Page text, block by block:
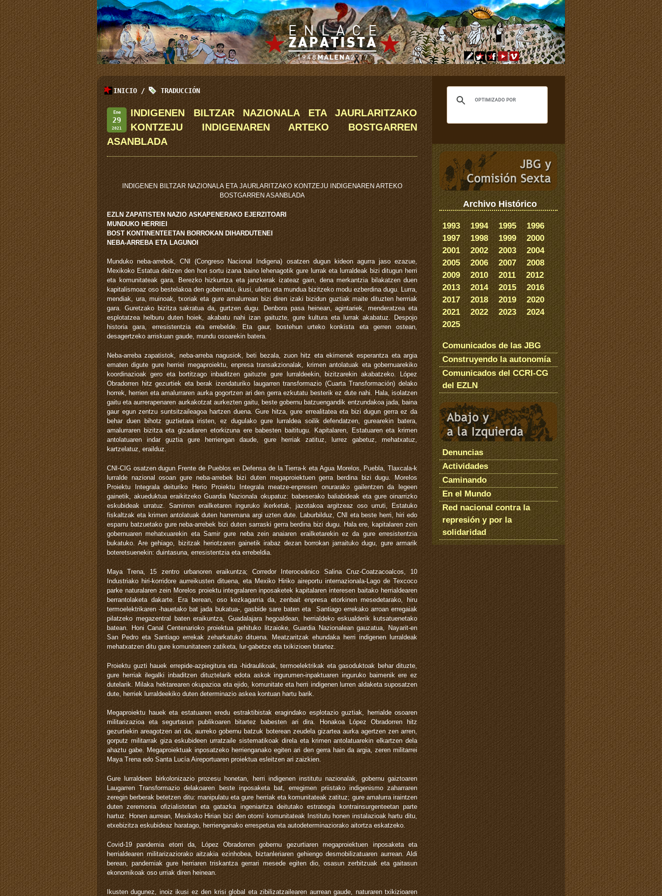
INICIO / TRADUCCIÓN
Ene
29
2021
INDIGENEN BILTZAR NAZIONALA ETA JAURLARITZAKO
KONTZEJU INDIGENAREN ARTEKO BOSTGARREN
ASANBLADA
INDIGENEN BILTZAR NAZIONALA ETA JAURLARITZAKO KONTZEJU INDIGENAREN ARTEKO
BOSTGARREN ASANBLADA
EZLN ZAPATISTEN NAZIO ASKAPENERAKO EJERZITOARI
MUNDUKO HERRIEI
BOST KONTINENTEETAN BORROKAN DIHARDUTENEI
NEBA-ARREBA ETA LAGUNOI
Munduko neba-arrebok, CNI (Congreso Nacional Indigena) osatzen dugun kideon agurra jaso ezazue,
Mexikoko Estatua deitzen den hori sortu izana baino lehenagotik gure lurrak eta lurraldeak bizi ditugun herri
eta komunitateak gara. Berezko hizkuntza eta janzkerak izateaz gain, dena merkantzia bilakatzen duen
kapitalismoaz oso bestelakoa den gobernatu, ikusi, ulertu eta mundua bizitzeko modu ezberdina dugu. Lurra,
mendiak, ura, muinoak, txoriak eta gure amalurrean bizi diren izaki bizidun guztiak maite dituzten herrriak
gara. Guretzako bizitza sakratua da, gurtzen dugu. Denbora pasa heinean, agintariek, menderatzea eta
esplotatzea helburu duten hoiek, akabatu nahi izan gaituzte, gure kultura eta lurrak akabatuz. Despojo
historia gara, erresistentzia eta errebelde. Eta gaur, bostehun urteko konkista eta gerren ostean,
desagertzeko arriskuan gaude, mundu osoarekin batera.
Neba-arreba zapatistok, neba-arreba nagusiok, beti bezala, zuon hitz eta ekimenek esperantza eta argia
ematen digute gure herriei megaproiektu, enpresa transakzionalak, krimen antolatuak eta gobernuarekiko
koordinazioak gero eta bortitzago inbaditzen gaituzte gure lurraldeekin, bizitzarekin akabatzeko. López
Obradorren hitz gezurtiek eta berak izendaturiko laugarren transformazio (Cuarta Transformación) delako
horrek, herrien eta amalurraren aurka gogortzen ari den gerra ezkutatu besterik ez dute nahi. Hala, isolatzen
gaitu eta aurrerapenaren aurkakotzat aurkezten gaitu, beste gobernu batzuengandik entzundakoa jada, baina
gaur egun zentzu suntsitzaileagoa hartzen duena. Gure hitza, gure errealitatea eta bizi dugun gerra ez da
behar duen bihotz guztietara iristen, ez dugulako gure lurraldea soilik defendatzen, gurearekin batera,
amalurraren bizitza eta gizadiaren etorkizuna ere babesten baititugu. Kapitalaren, Estatuaren eta krimen
antolatuaren indar guztia gure herriengan daude, gure herriak zatituz, lurrez gabetuz, mehatxatuz,
kartzelatuz, erailduz.
CNI-CIG osatzen dugun Frente de Pueblos en Defensa de la Tierra-k eta Agua Morelos, Puebla, Tlaxcala-k
lurralde nazional osoan gure neba-arrebek bizi duten megaproiektuen gerra berdina bizi dugu. Morelos
Proiektu Integrala deituriko Herio Proiektu Integrala meatze-enpresen onurarako gailentzen da legeen
gainetik, akueduktua eraikitzeko Guardia Nazionala okupatuz: babeserako baliabideak eta gure oinarrizko
eskubideak urratuz. Samirren erailketaren inguruko ikerketak, jazotakoa argitzeaz oso urruti, Estatuko
fiskaltzak eta krimen antolatuak duten harremana argi uzten dute. Laburbilduz, CNI eta beste herri, hiri edo
esparru batzuetako gure neba-arrebek bizi duten sarraski gerra berdina bizi dugu. Hala ere, kapitalaren zein
gobernuaren mehatxuarekin eta Samir gure neba zein anaiaren erailketarekin ez da gure erresistentzia
bukatuko. Are gehiago, bizitzak heriotzaren gainetik irabaz dezan borrokan jarraituko dugu, gure armarik
boteretsuenekin: duintasuna, erresistentzia eta errebeldia.
Maya Trena, 15 zentro urbanoren eraikuntza; Corredor Interoceánico Salina Cruz-Coatzacoalcos, 10
Industriako hiri-korridore aurreikusten dituena, eta Mexiko Hiriko aireportu internazionala-Lago de Texcoco
parke naturalaren zein Morelos proiektu integralaren inposaketek kapitalaren interesen baitako herrialdearen
berrantolaketa dakarte. Era berean, oso kezkagarria da, zenbait enpresa etorkinen mesedetarako, hiru
termoelektrikaren -hauetako bat jada bukatua-, gasbide sare baten eta Santiago errekako arroan erregaiak
pilatzeko megazentral baten eraikuntza, Guadalajara hegoaldean, herrialdeko eskualderik kutsatuenetako
batean. Honi Canal Centenarioko proiektua gehituko litzaioke, Guardia Nazionalean gauzatua, Nayarit-en
San Pedro eta Santiago errekak zeharkatuko dituena. Meatzaritzak ehundaka herri indigenen lurraldeak
mehatxatzen ditu gure komunitateen zatiketa, lur-gabetze eta txikizioen bitartez.
Proiektu guzti hauek errepide-azpiegitura eta -hidraulikoak, termoelektrikak eta gasoduktoak behar dituzte,
gure herriak ilegalki inbaditzen dituztelarik edota askok ingurumen-inpaktuaren inguruko baimenik ere ez
dutelarik. Milaka hektarearen okupazioa eta ejido, komunitate eta herri indigenen lurren aldaketa suposatzen
dute, herriek lurraldeekiko duten determinazio askea kontuan hartu barik.
Megaproiektu hauek eta estatuaren eredu estraktibistak eragindako esplotazio guztiak, herrialde osoaren
militarizazioa eta segurtasun publikoaren bitartez babesten ari dira. Honakoa López Obradorren hitz
gezurtiekin areagotzen ari da, aurreko gobernu batzuk boterean zeudela gizartea aurka agertzen zen arren,
gorputz militarrak giza eskubideen urratzaile sistematikoak direla eta krimen antolatuarekin elkartzen dela
ahaztu gabe. Megaproiektuak inposatzeko herrienganako egiten ari den gerra hain da argia, zeren militarrei
Maya Trena edo Santa Lucía Aireportuaren proiektua esleitzen ari zaizkien.
Gure lurraldeen birkolonizazio prozesu honetan, herri indigenen institutu nazionalak, gobernu gaiztoaren
Laugarren Transformazio delakoaren beste inposaketa bat, erregimen priistako indigenismo zaharraren
zeregin berberak betetzen ditu: manipulatu eta gure herriak eta komunitateak zatituz; gure amalurra iraintzen
duten zeremonia ofizialistetan eta gatazka ingeniaritza deitutako estrategia kontrainsurgenteetan parte
hartuz. Honen aurrean, Mexikoko Hirian bizi den otomí komunitateak Institutu honen instalazioak hartu ditu,
etxebizitza eskubideaz haratago, herrienganako errespetua eta autodeterminaziorako aitortza eskatzeko.
Covid-19 pandemia etorri da, López Obradorren gobernu gezurtiaren megaproiektuen inposaketa eta
herrialdearen militarizaziorako aitzakia ezinhobea, biztanleriaren gehiengo desmobilizatuaren aurrean. Aldi
berean, pandemiak gure herriaren triskantza gerrari mesede egiten dio, osasun zerbitzuak eta gaitasun
ekonomikoak oso urriak diren heinean.
Ikusten dugunez, inoiz ikusi ez den krisi global eta zibilizatzailearen aurrean gaude, naturaren txikizioaren
Archivo Histórico
1993 1994 1995
1996
1997
1998 1999
2000
2001
2002 2003
2004
2005
2006 2007
2008
2009
2010 2011
2012
2013
2014 2015
2016
2017
2018 2019
2020
2021
2022 2023
2024
2025
Comunicados de las JBG
Construyendo la autonomía
Comunicados del CCRI-CG
del EZLN
Denuncias
Actividades
Caminando
En el Mundo
Red nacional contra la
represión y por la
solidaridad